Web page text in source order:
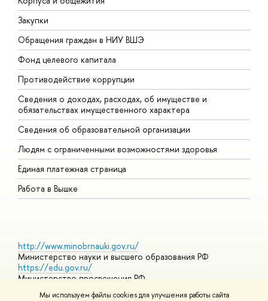
Мы используем файлы cookies для улучшения работы сайта
Закупки
Обращения граждан в НИУ ВШЭ
Фонд целевого капитала
Противодействие коррупции
Сведения о доходах, расходах, об имуществе и
обязательствах имущественного характера
Сведения об образовательной организации
Людям с ограниченными возможностями здоровья
Единая платежная страница
Работа в Вышке
http://www.minobrnauki.gov.ru/
Министерство науки и высшего образования РФ
https://edu.gov.ru/
Министерство просвещения РФ
https://elearning.hse.ru/mooc